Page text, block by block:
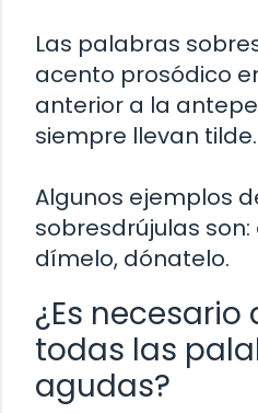
Las palabras
acento prosódico
anterior a la
siempre llevan tilde.
Algunos ejemplos
sobresdrújulas
dímelo, dónatelo.
¿Es
todas las
agudas?